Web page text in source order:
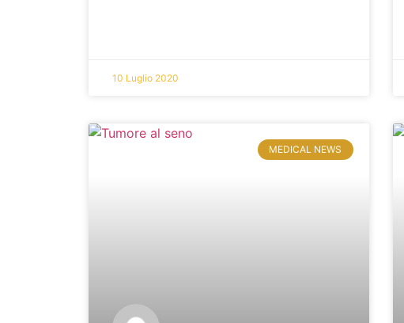
10 Luglio 2020
MEDICAL NEWS